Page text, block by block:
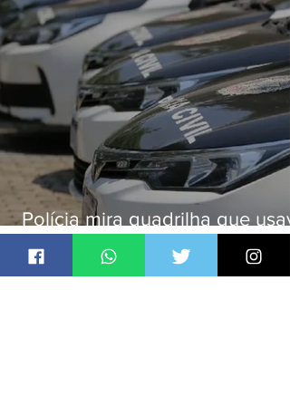
Polícia mira quadrilha que
roubo de veículos para
o Comando Vermelho